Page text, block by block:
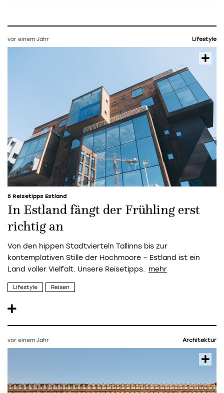
vor einem Jahr Lifestyle
5 Reisetipps Estland
In Estland fängt der Frühling erst
richtig an
Von den hippen Stadtvierteln Tallinns bis zur
kontemplativen Stille der Hochmoore – Estland ist ein
Land voller Vielfalt. Unsere Reisetipps.
Lifestyle Reisen
vor einem Jahr Architektur